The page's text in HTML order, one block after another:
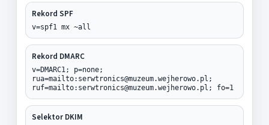
Rekord SPF
v=spf1 mx ~all
Rekord DMARC
v=DMARC1; p=none;
rua=mailto:serwtronics@muzeum.wejherowo.pl;
ruf=mailto:serwtronics@muzeum.wejherowo.pl; fo=1
Selektor DKIM